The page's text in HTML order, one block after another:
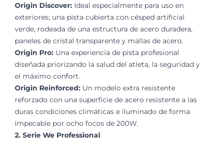
Origin Discover: Ideal especialmente para uso en
exteriores; una pista cubierta con césped artificial
verde, rodeada de una estructura de acero duradera,
paneles de cristal transparente y mallas de acero.
Origin Pro: Una experiencia de pista profesional
diseñada priorizando la salud del atleta, la seguridad y
el máximo confort.
Origin Reinforced: Un modelo extra resistente
reforzado con una superficie de acero resistente a las
duras condiciones climáticas e iluminado de forma
impecable por ocho focos de 200W.
2. Serie We Professional